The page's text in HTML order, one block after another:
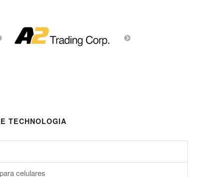
TECHNOLOGIA
celulares